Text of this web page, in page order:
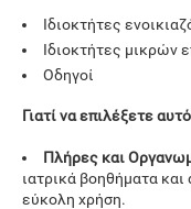
Ιδιοκτήτες
Ιδιοκτήτες μικρών
Οδηγοί
Γιατί να επιλέξετε
Πλήρες και
ιατρικά βοηθήματα
εύκολη χρήση.